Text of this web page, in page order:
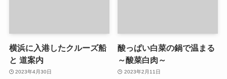
横浜に入港したクルーズ船
と 道案内
2023年4月30日
酸っぱい白菜の鍋で温まる
～酸菜白肉～
2023年2月11日